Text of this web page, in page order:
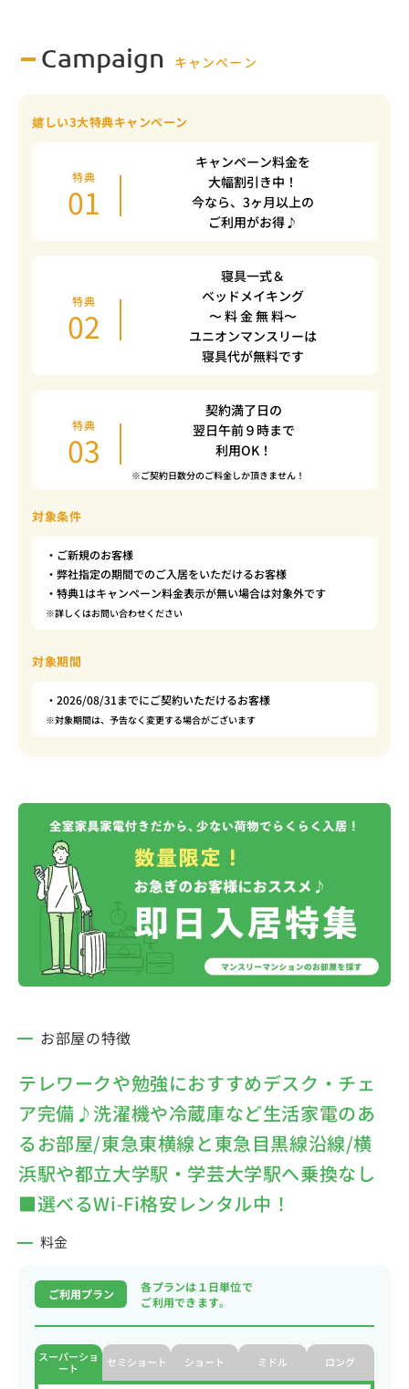
Campaign キャンペーン
嬉しい3大特典キャンペーン
特典
01
キャンペーン料金を
大幅割引き中！
今なら、3ヶ月以上の
ご利用がお得♪
特典
02
寝具一式＆
ベッドメイキング
〜 料 金 無 料〜
ユニオンマンスリーは
寝具代が無料です
特典
03
契約満了日の
翌日午前９時まで
利用OK！
※ご契約日数分のご料金しか頂きません！
対象条件
・ご新規のお客様
・弊社指定の期間でのご入居をいただけるお客様
・特典1はキャンペーン料金表示が無い場合は対象外です
※詳しくはお問い合わせください
対象期間
・2026/08/31までにご契約いただけるお客様
※対象期間は、予告なく変更する場合がございます
お部屋の特徴
テレワークや勉強におすすめデスク・チェ
ア完備♪洗濯機や冷蔵庫など生活家電のあ
るお部屋/東急東横線と東急目黒線沿線/横
浜駅や都立大学駅・学芸大学駅へ乗換なし
■選べるWi-Fi格安レンタル中！
料金
ご利用プラン
各プランは１日単位で
ご利用できます。
スーパーショ
ート
セミショート ショート ミドル ロング